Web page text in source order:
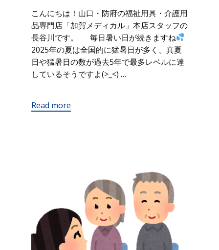
こんにちは！山口・防府の福祉用具・介護用
品専門店「加賀メディカル」本店スタッフの
長谷川です。 毎日暑い日が続きますね
2025年の夏は全国的に猛暑日が多く、真夏
日や猛暑日の数が過去5年で最多レベルに達
しているそうですよ(>_<) …
Read more